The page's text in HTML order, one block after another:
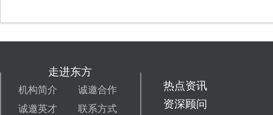
走进东方
机构简介
诚邀合作
诚邀英才
联系方式
热点资讯
资深顾问